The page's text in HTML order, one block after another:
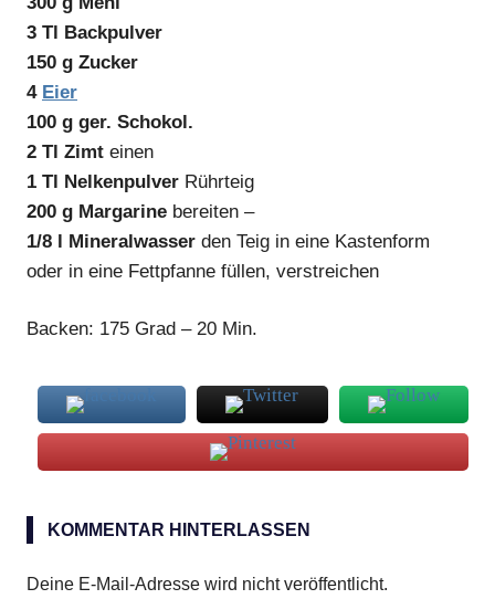
3 Tl Backpulver
150 g Zucker
4 Eier
100 g ger. Schokol.
2 Tl Zimt einen
1 Tl Nelkenpulver Rührteig
200 g Margarine bereiten –
1/8 l Mineralwasser den Teig in eine Kastenform
oder in eine Fettpfanne füllen, verstreichen
Backen: 175 Grad – 20 Min.
Zimt
KOMMENTAR HINTERLASSEN
Deine E-Mail-Adresse wird nicht veröffentlicht.